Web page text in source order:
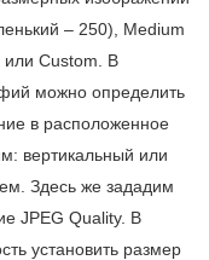
– 250), Medium
Custom. В
можно определить
в расположенное
вертикальный или
Здесь же зададим
JPEG Quality. В
установить размер